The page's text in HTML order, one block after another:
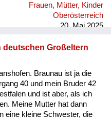
Radln vor mich
ganz zum Schluss, wenn
Frauen, Mütter, Kinder
Oberösterreich
20. Mai 2025
deutschen Großeltern
Braunau ist ja die
40 und mein Bruder 42
und ist aber, als ich
Meine Mutter hat dann
eine kleine Schwester, die